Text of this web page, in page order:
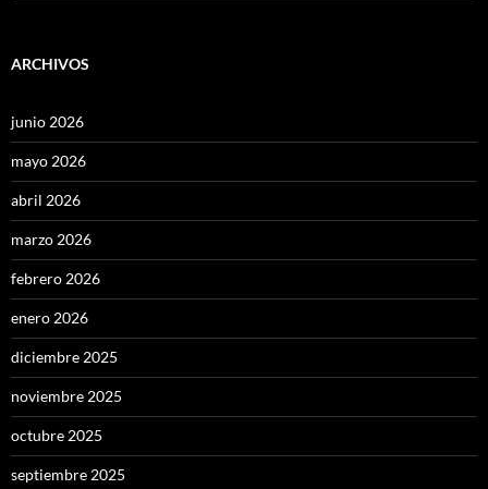
ARCHIVOS
junio 2026
mayo 2026
abril 2026
marzo 2026
febrero 2026
enero 2026
diciembre 2025
noviembre 2025
octubre 2025
septiembre 2025